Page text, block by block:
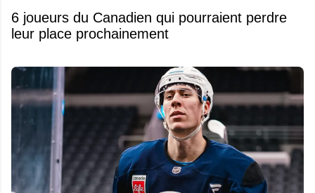
6 joueurs du Canadien qui pourraient perdre
leur place prochainement